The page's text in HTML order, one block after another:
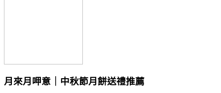
月來月呷意｜中秋節月餅送禮推薦